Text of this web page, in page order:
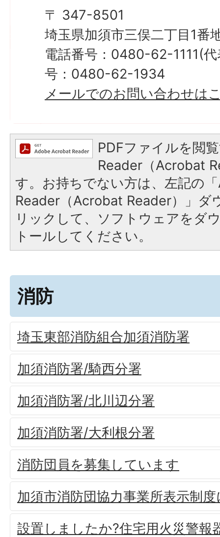
〒 347-8501
埼玉県加須市三俣二丁目1番
電話番号：0480-62-1111(
号：0480-62-1934
メールでのお問い合わせは
PDFファイルを閲
Reader（Acrobat
す。お持ちでない方は、左記の
Reader（Acrobat Reader）」ダ
リックして、ソフトウェアをダ
トールしてください。
消防
埼玉東部消防組合加須消防署
加須消防署/騎西分署
加須消防署/北川辺分署
加須消防署/大利根分署
消防団員を募集しています
加須市消防団協力事業所表示制
設置しましたか?住宅用火災警報